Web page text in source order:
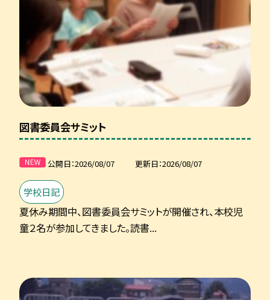
図書委員会サミット
公開日 2026/08/07 更新日 2026/08/07
学校日記
夏休み期間中、図書委員会サミットが開催され、本校児
童２名が参加してきました。読書...